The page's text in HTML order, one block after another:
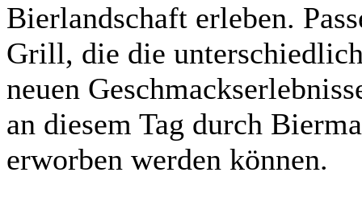
Bierlandschaft erleben.
Grill, die die
neuen
an diesem Tag durch
erworben werden können.